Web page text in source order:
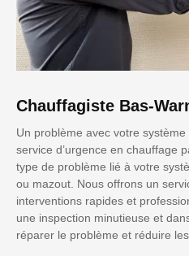
Chauffagiste Bas-
Un problème avec votre
service d’urgence en chauffage
type de problème lié à votre
ou mazout. Nous offrons un
interventions rapides et
une inspection minutieuse et
réparer le problème et réduire